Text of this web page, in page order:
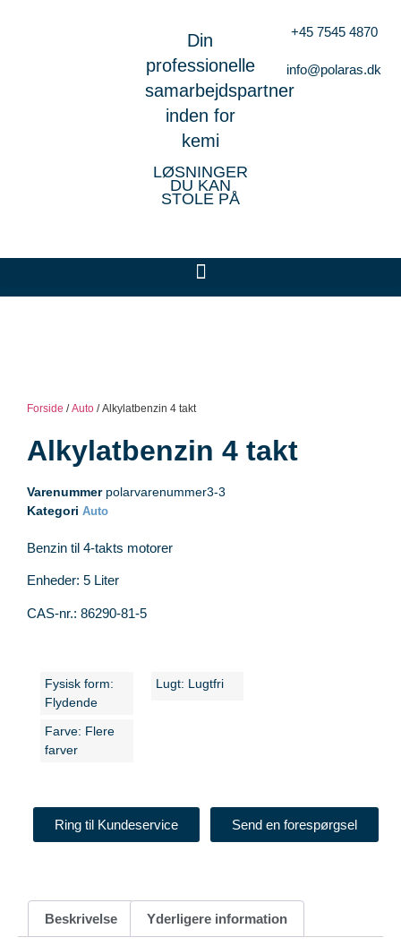
Din
professionelle
samarbejdspartner
inden for
kemi
LØSNINGER
DU KAN
STOLE PÅ
+45 7545 4870
info@polaras.dk
Forside /Auto / Alkylatbenzin 4 takt
Alkylatbenzin 4 takt
Varenummer polarvarenummer3-3
Kategori Auto
Benzin til 4-takts motorer
Enheder: 5 Liter
CAS-nr.: 86290-81-5
Fysisk form:
Flydende
Farve: Flere
farver
Lugt: Lugtfri
Ring til Kundeservice Send en forespørgsel
Beskrivelse Yderligere information